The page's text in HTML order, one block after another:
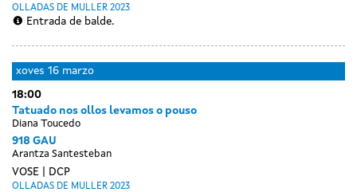
OLLADAS DE MULLER 2023
Entrada de balde.
xoves 16 marzo
18:00
Tatuado nos ollos levamos o pouso
Diana Toucedo
918 GAU
Arantza Santesteban
VOSE DCP
OLLADAS DE MULLER 2023